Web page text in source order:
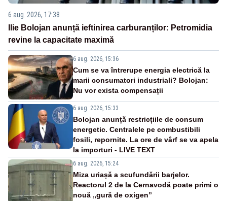
6 aug. 2026, 17:38
Ilie Bolojan anunță ieftinirea carburanților: Petromidia
revine la capacitate maximă
6 aug. 2026, 15:36
Cum se va întrerupe energia electrică la
marii consumatori industriali? Bolojan:
Nu vor exista compensații
6 aug. 2026, 15:33
Bolojan anunță restricțiile de consum
energetic. Centralele pe combustibili
fosili, repornite. La ore de vârf se va apela
la importuri - LIVE TEXT
6 aug. 2026, 15:24
Miza uriașă a scufundării barjelor.
Reactorul 2 de la Cernavodă poate primi o
nouă „gură de oxigen”